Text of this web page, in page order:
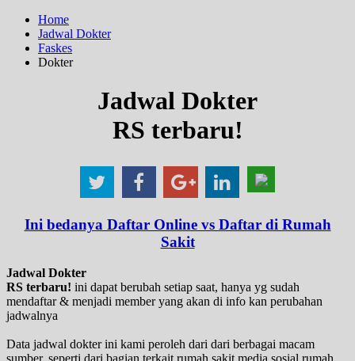
Home
Jadwal Dokter
Faskes
Dokter
Jadwal Dokter
RS terbaru!
Ini bedanya Daftar Online vs Daftar di Rumah
Sakit
Jadwal Dokter
RS terbaru! ini dapat berubah setiap saat, hanya yg sudah
mendaftar & menjadi member yang akan di info kan perubahan
jadwalnya
Data jadwal dokter ini kami peroleh dari dari berbagai macam
sumber, seperti dari bagian terkait rumah sakit,media sosial rumah